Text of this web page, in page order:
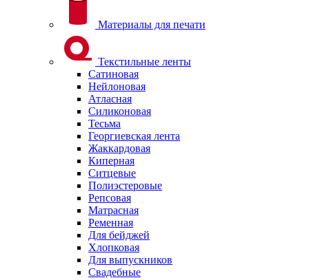
Материалы для печати
Текстильные ленты
Сатиновая
Нейлоновая
Атласная
Силиконовая
Тесьма
Георгиевская лента
Жаккардовая
Киперная
Ситцевые
Полиэстеровые
Репсовая
Матрасная
Ременная
Для бейджей
Хлопковая
Для выпускников
Свадебные